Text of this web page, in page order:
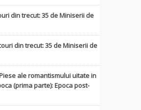
din trecut: 35 de Miniserii de
din trecut: 35 de Miniserii de
ale romantismului uitate in
(prima parte): Epoca post-